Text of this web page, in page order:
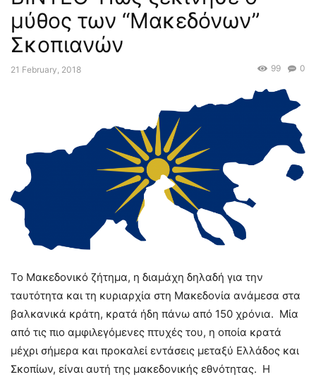
μύθος των “Μακεδόνων”
Σκοπιανών
21 February, 2018 0
99
Το Μακεδονικό ζήτημα, η διαμάχη δηλαδή για την
ταυτότητα και τη κυριαρχία στη Μακεδονία ανάμεσα στα
βαλκανικά κράτη, κρατά ήδη πάνω από 150 χρόνια. Μία
από τις πιο αμφιλεγόμενες πτυχές του, η οποία κρατά
μέχρι σήμερα και προκαλεί εντάσεις μεταξύ Ελλάδος και
Σκοπίων, είναι αυτή της μακεδονικής εθνότητας. Η